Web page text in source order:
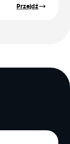
Przejdź